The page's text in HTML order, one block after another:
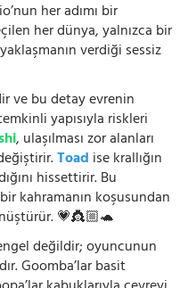
her adımı bir
her dünya, yalnızca bir
verdiği sessiz
ve bu detay evrenin
yapısıyla riskleri
, ulaşılması zor alanları
Toad ise krallığın
hissettirir. Bu
kahramanın koşusundan
💗👸🏼🐢
değildir; oyuncunun
Goomba’lar basit